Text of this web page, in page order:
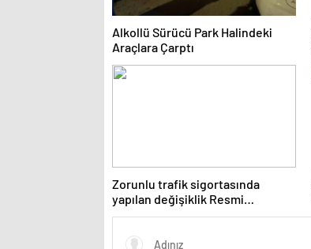
Alkollü Sürücü Park Halindeki
Araçlara Çarptı
Zorunlu trafik sigortasında
yapılan değişiklik Resmi
Gazete’de yayımlanarak